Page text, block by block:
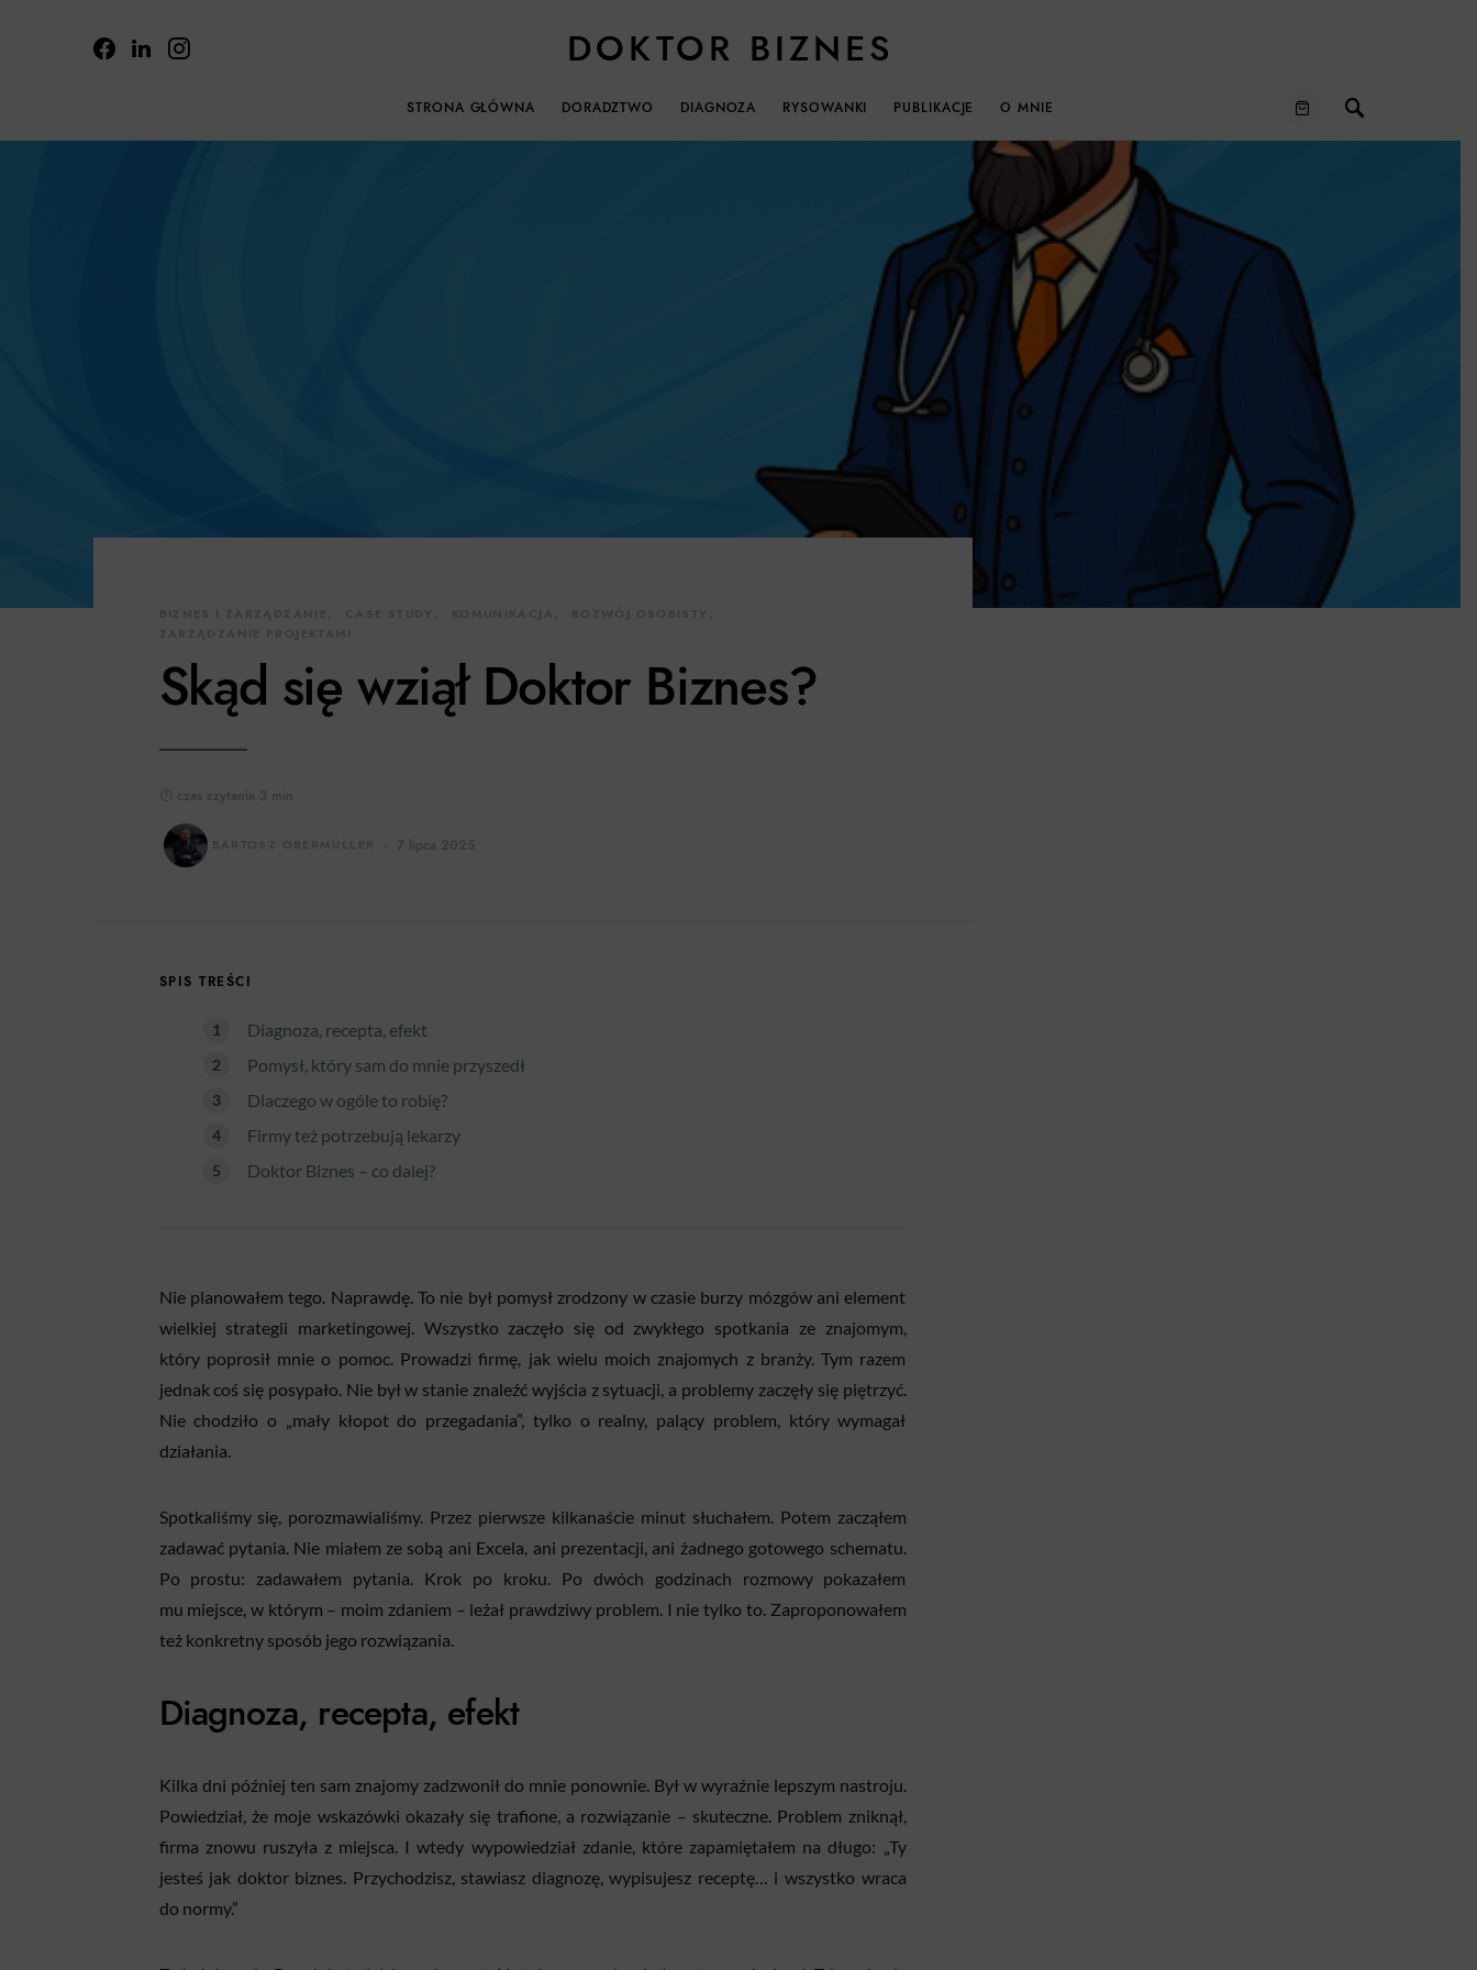
DOKTOR BIZNES
STRONA GŁÓWNA DORADZTWO DIAGNOZA RYSOWANKI PUBLIKACJE O MNIE
Skąd się wziął Doktor Biznes?
SPIS TREŚCI
Diagnoza, recepta, efekt
Pomysł, który sam do mnie przyszedł
Dlaczego w ogóle to robię?
Firmy też potrzebują lekarzy
Doktor Biznes – co dalej?
Nie planowałem tego. Naprawdę. To nie był pomysł zrodzony w czasie burzy mózgów ani element
wielkiej strategii marketingowej. Wszystko zaczęło się od zwykłego spotkania ze znajomym,
który poprosił mnie o pomoc. Prowadzi firmę, jak wielu moich znajomych z branży. Tym razem
jednak coś się posypało. Nie był w stanie znaleźć wyjścia z sytuacji, a problemy zaczęły się piętrzyć.
Nie chodziło o „mały kłopot do przegadania”, tylko o realny, palący problem, który wymagał
działania.
Spotkaliśmy się, porozmawialiśmy. Przez pierwsze kilkanaście minut słuchałem. Potem zacząłem
zadawać pytania. Nie miałem ze sobą ani Excela, ani prezentacji, ani żadnego gotowego schematu.
Po prostu: zadawałem pytania. Krok po kroku. Po dwóch godzinach rozmowy pokazałem
mu miejsce, w którym – moim zdaniem – leżał prawdziwy problem. I nie tylko to. Zaproponowałem
też konkretny sposób jego rozwiązania.
Diagnoza, recepta, efekt
Kilka dni później ten sam znajomy zadzwonił do mnie ponownie. Był w wyraźnie lepszym nastroju.
Powiedział, że moje wskazówki okazały się trafione, a rozwiązanie – skuteczne. Problem zniknął,
firma znowu ruszyła z miejsca. I wtedy wypowiedział zdanie, które zapamiętałem na długo: „Ty
jesteś jak doktor biznes. Przychodzisz, stawiasz diagnozę, wypisujesz receptę… i wszystko wraca
do normy.”